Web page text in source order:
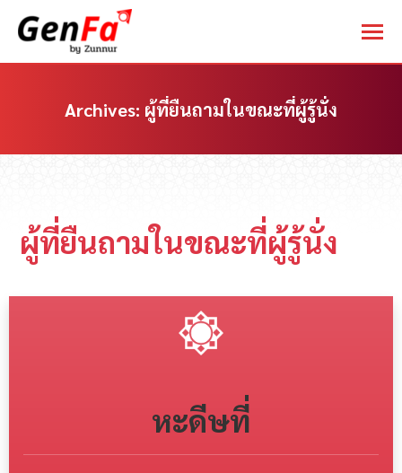
Archives: ผู้ที่ยืนถามในขณะที่ผู้รู้นั่ง
ผู้ที่ยืนถามในขณะที่ผู้รู้นั่ง
หะดีษที่